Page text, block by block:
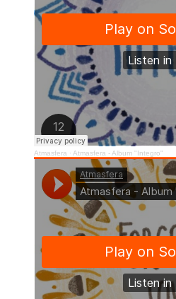
Atmasfera · Atmasfera - Album "Integro"